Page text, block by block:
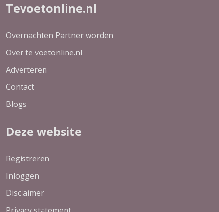
Tevoetonline.nl
Overnachten Partner worden
Over te voetonline.nl
Adverteren
Contact
Blogs
Deze website
Registreren
Inloggen
Disclaimer